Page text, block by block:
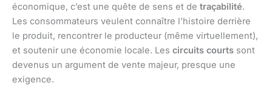
économique, c’est une quête de sens et de traçabilité.
Les consommateurs veulent connaître l’histoire derrière
le produit, rencontrer le producteur (même virtuellement),
et soutenir une économie locale. Les circuits courts sont
devenus un argument de vente majeur, presque une
exigence.